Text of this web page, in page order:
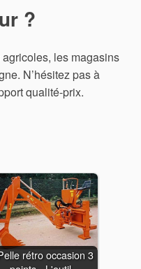
?
les magasins
N’hésitez pas à
qualité-prix.
rétro occasion 3